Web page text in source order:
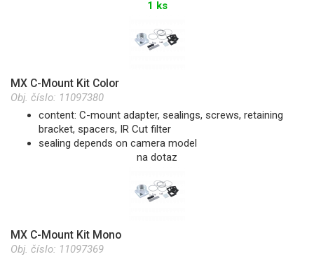
1 ks
MX C-Mount Kit Color
Obj. číslo: 11097380
content: C-mount adapter, sealings, screws, retaining
bracket, spacers, IR Cut filter
sealing depends on camera model
na dotaz
MX C-Mount Kit Mono
Obj. číslo: 11097369